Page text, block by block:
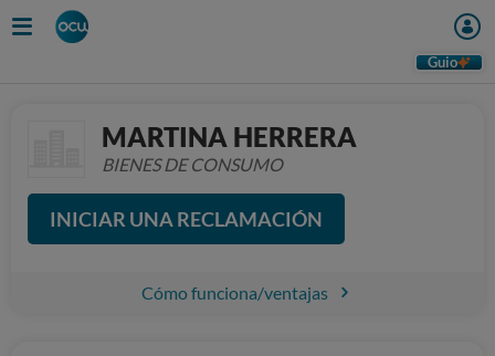
Guio
MARTINA HERRERA
BIENES DE CONSUMO
INICIAR UNA RECLAMACIÓN
Cómo funciona/ventajas